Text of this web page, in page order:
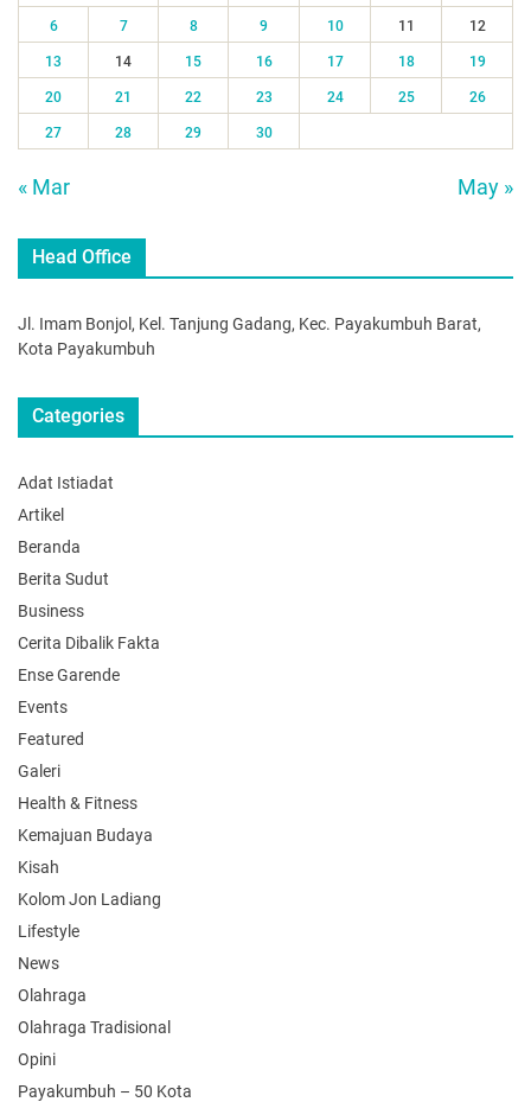
6 7 8 9 10 11 12
13 14 15 16 17 18 19
20 21 22 23 24 25 26
27 28 29 30
« Mar May »
Head Office
Jl. Imam Bonjol, Kel. Tanjung Gadang, Kec. Payakumbuh Barat,
Kota Payakumbuh
Categories
Adat Istiadat
Artikel
Beranda
Berita Sudut
Business
Cerita Dibalik Fakta
Ense Garende
Events
Featured
Galeri
Health & Fitness
Kemajuan Budaya
Kisah
Kolom Jon Ladiang
Lifestyle
News
Olahraga
Olahraga Tradisional
Opini
Payakumbuh – 50 Kota